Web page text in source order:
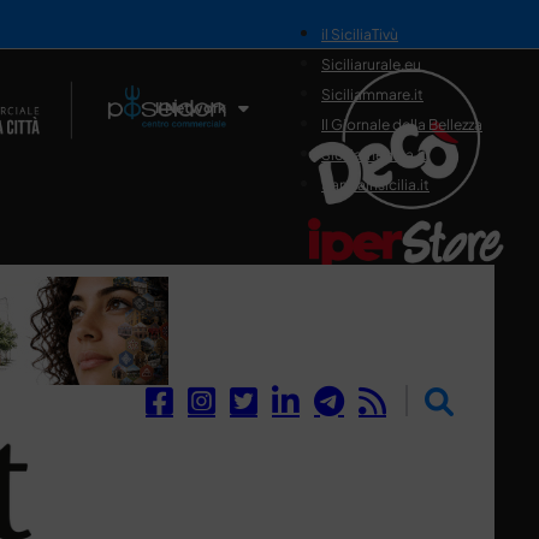
Il Network
il SiciliaTivù
Siciliarurale.eu
Siciliammare.it
Il Giornale della Bellezza
Siciliamedica.it
Sanitainsicilia.it